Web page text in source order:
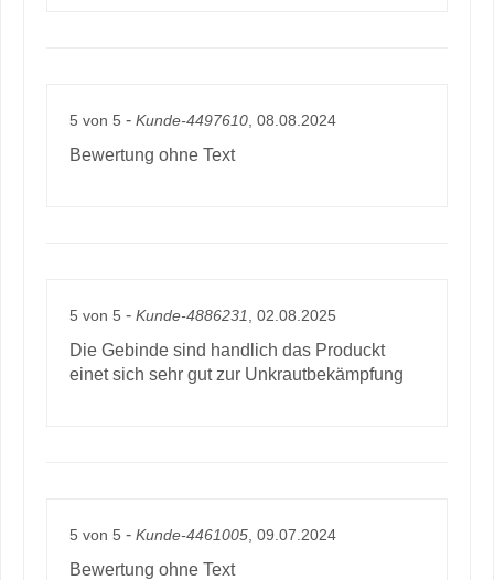
5 von 5 - Kunde-4497610 , 08.08.2024
Bewertung ohne Text
5 von 5 - Kunde-4886231 , 02.08.2025
Die Gebinde sind handlich das Produckt
einet sich sehr gut zur Unkrautbekämpfung
5 von 5 - Kunde-4461005 , 09.07.2024
Bewertung ohne Text